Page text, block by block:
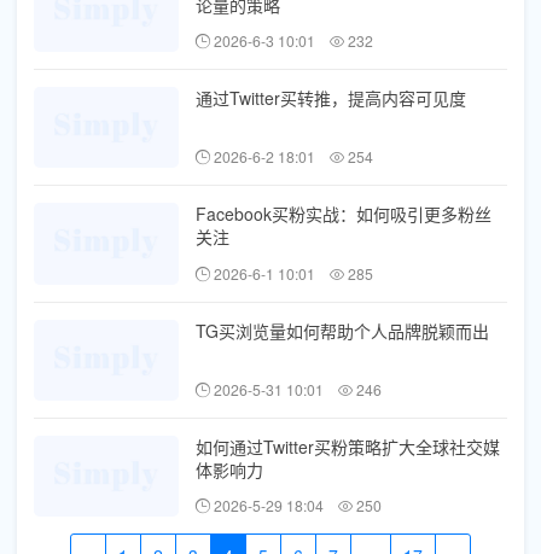
2026-6-3 10:01 232
通过Twitter买转推，提高内容可见度
2026-6-2 18:01 254
Facebook买粉实战：如何吸引更多粉丝
关注
2026-6-1 10:01 285
TG买浏览量如何帮助个人品牌脱颖而出
2026-5-31 10:01 246
如何通过Twitter买粉策略扩大全球社交媒
体影响力
2026-5-29 18:04 250